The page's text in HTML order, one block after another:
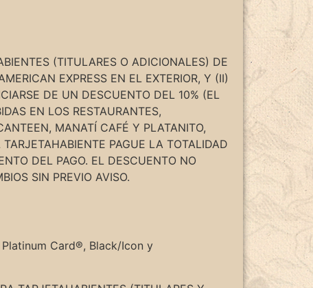
(TITULARES O ADICIONALES) DE
EXPRESS EN EL EXTERIOR, Y (II)
DE UN DESCUENTO DEL 10% (EL
EN LOS RESTAURANTES,
MANATÍ CAFÉ Y PLATANITO,
PAGUE LA TOTALIDAD
DEL PAGO. EL DESCUENTO NO
SIN PREVIO AVISO.
Card®, Black/Icon y